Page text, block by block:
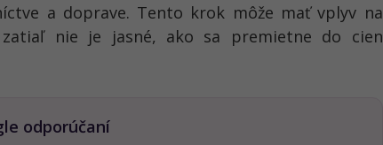
a doprave. Tento krok môže mať vplyv na
nie je jasné, ako sa premietne do cien
odporúčaní